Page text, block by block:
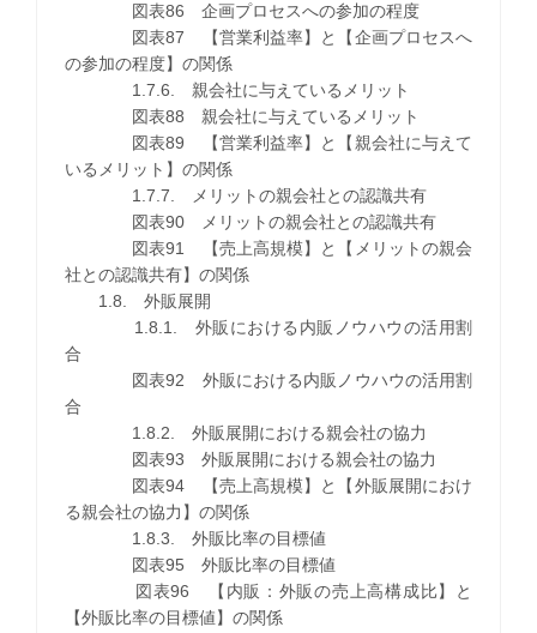
図表86 企画プロセスへの参加の程度
図表87 【営業利益率】と【企画プロセスへ
の参加の程度】の関係
1.7.6. 親会社に与えているメリット
図表88 親会社に与えているメリット
図表89 【営業利益率】と【親会社に与えて
いるメリット】の関係
1.7.7. メリットの親会社との認識共有
図表90 メリットの親会社との認識共有
図表91 【売上高規模】と【メリットの親会
社との認識共有】の関係
1.8. 外販展開
1.8.1. 外販における内販ノウハウの活用割
合
図表92 外販における内販ノウハウの活用割
合
1.8.2. 外販展開における親会社の協力
図表93 外販展開における親会社の協力
図表94 【売上高規模】と【外販展開におけ
る親会社の協力】の関係
1.8.3. 外販比率の目標値
図表95 外販比率の目標値
図表96 【内販：外販の売上高構成比】と
【外販比率の目標値】の関係